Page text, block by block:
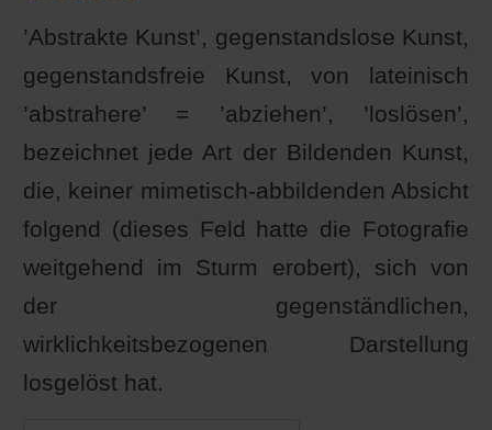
’Abstrakte Kunst’, gegenstandslose Kunst,
gegenstandsfreie Kunst, von lateinisch
’abstrahere’ = ’abziehen’, ’loslösen’,
bezeichnet jede Art der Bildenden Kunst,
die, keiner mimetisch-abbildenden Absicht
folgend (dieses Feld hatte die Fotografie
weitgehend im Sturm erobert), sich von
der gegenständlichen,
wirklichkeitsbezogenen Darstellung
losgelöst hat.